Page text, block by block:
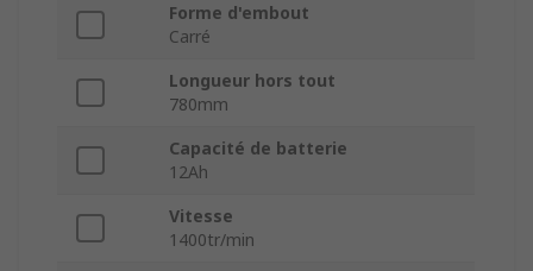
Forme d'embout
Carré
Longueur hors tout
780mm
Capacité de batterie
12Ah
Vitesse
1400tr/min